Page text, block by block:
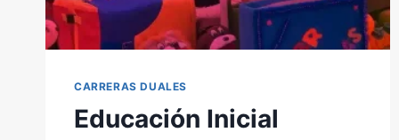
CARRERAS DUALES
Educación Inicial